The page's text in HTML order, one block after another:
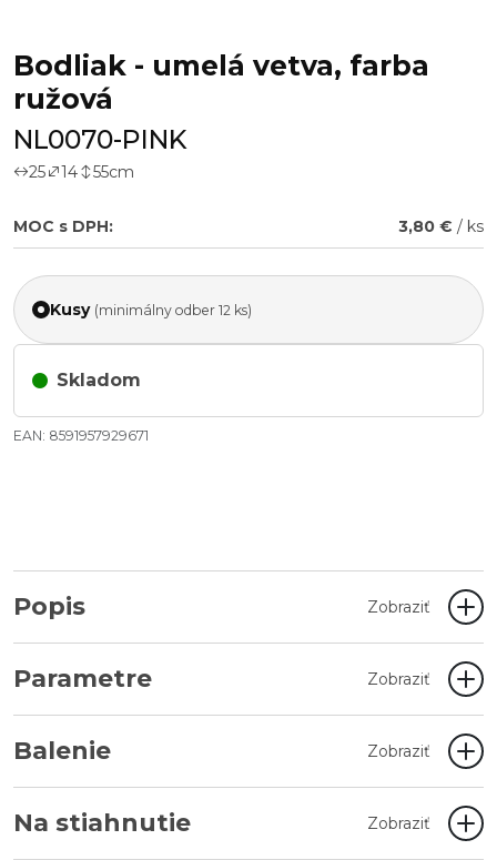
Bodliak - umelá vetva, farba
ružová
NL0070-PINK
25 14 55cm
MOC s DPH: 3,80 € / ks
Kusy (minimálny odber 12 ks)
Skladom
EAN: 8591957929671
Popis Zobraziť
Parametre Zobraziť
Balenie Zobraziť
Na stiahnutie Zobraziť